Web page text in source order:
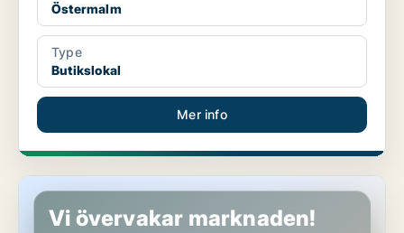
Östermalm
Type
Butikslokal
Mer info
Butikslokal på Östermalm
Vi övervakar marknaden!